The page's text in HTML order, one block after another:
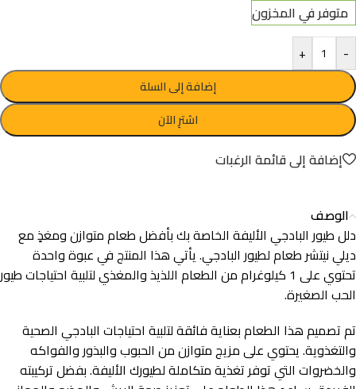
متوفر في المخزون
-
+
إضافة إلى السلة
اشترِ الآن
إضافة إلى قائمة الرغبات
الوصف
دلل طيور البادجي الأليفة الخاصة بك بأفضل طعام متوازن ومغذٍ مع
ديلي نيتشر طعام لطيور البادجي. يأتي هذا المنتج في عبوة واحدة
تحتوي على 1 كيلوغرام من الطعام اللذيذ والمغذي لتلبية احتياجات طيور
الحب الصغيرة.
تم تصميم هذا الطعام بعناية فائقة لتلبية احتياجات البادجي الصحية
والتغذوية. يحتوي على مزيج متوازن من الحبوب والبذور والفواكه
والخضروات التي توفر تغذية متكاملة لطيورك الأليفة. بفضل تركيبته